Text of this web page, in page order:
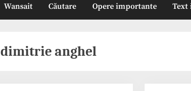
Wansait Căutare Opere importante Text
dimitrie anghel